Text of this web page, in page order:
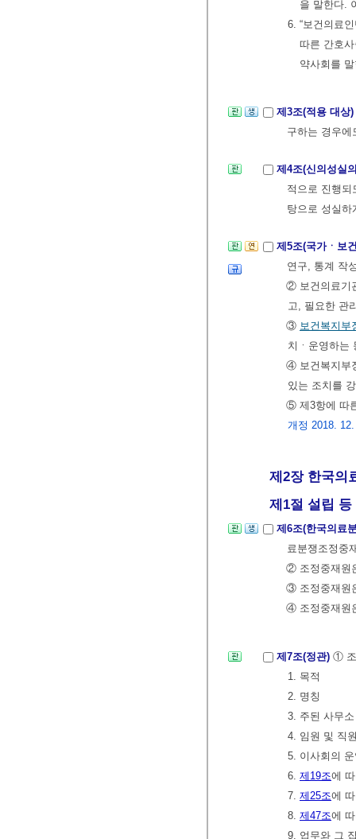
을 말한다.
6. “보건의료
따른 간호
약사회를
제3조(적용 대상)
구하는 경우에
제4조(신의성실
적으로 진행
탕으로 성실하
제5조(국가ㆍ보
연구, 통계 작
② 보건의료기
고, 필요한 관
③ 보건복지부
치ㆍ운영하는
④ 보건복지부
있는 조치를
⑤ 제3항에 따
개정 2018.
제2장 한국의료
제1절 설립 등
제6조(한국의료
료분쟁조정중
② 조정중재원
③ 조정중재원
④ 조정중재원
제7조(정관) ① 조
1. 목적
2. 명칭
3. 주된 사무
4. 임원 및 직
5. 이사회의
6. 제19조에
7. 제25조에
8. 제47조에
9. 업무와 그